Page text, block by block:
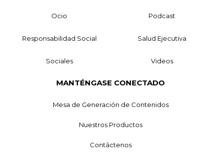
Ocio Podcast
Responsabilidad Social Salud Ejecutiva
Sociales Videos
MANTÉNGASE CONECTADO
Mesa de Generación de Contenidos
Nuestros Productos
Contáctenos